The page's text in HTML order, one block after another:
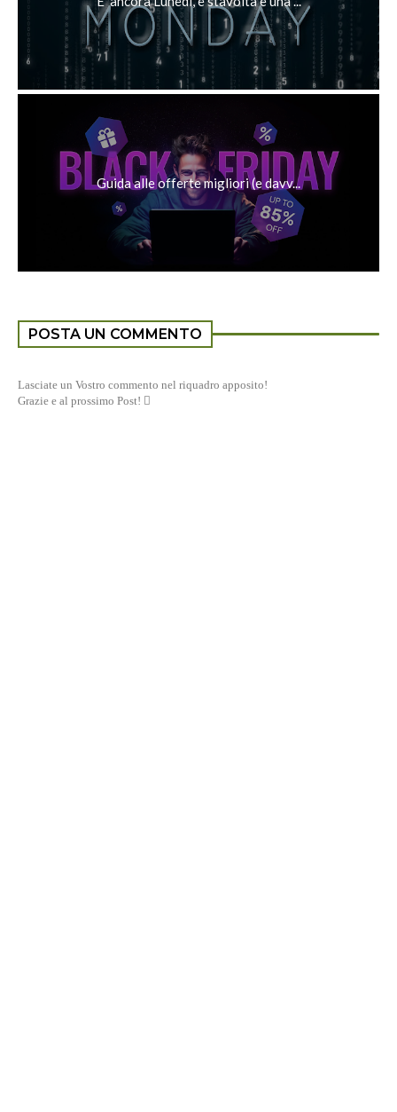
Guida alle offerte migliori (e davv...
POSTA UN COMMENTO
Lasciate un Vostro commento nel riquadro apposito!
Grazie e al prossimo Post! 